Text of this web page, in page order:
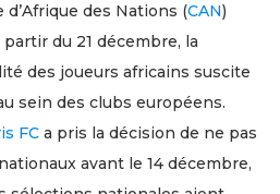
d’Afrique des Nations (CAN)
du 21 décembre, la
des joueurs africains suscite
sein des clubs européens.
FC a pris la décision de ne pas
avant le 14 décembre,